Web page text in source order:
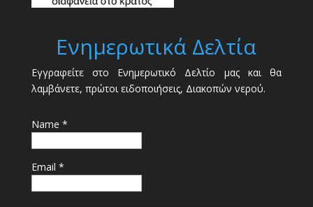
Ενημερωτικά Δελτία
Εγγραφείτε στο Ενημερωτικό Δελτίο μας και θα
λαμβάνετε, πρώτοι ειδοποιήσεις, Διακοπών νερού.
Name *
Email *